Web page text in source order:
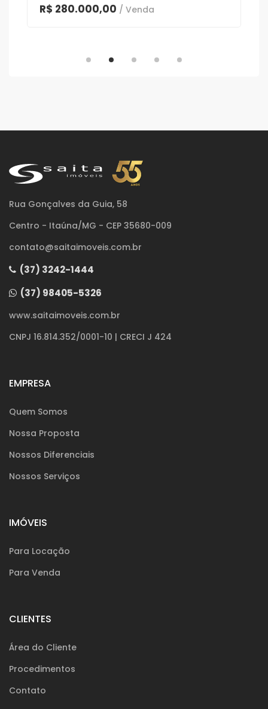
R$ 280.000,00 / Venda
Rua Gonçalves da Guia, 58
Centro - Itaúna/MG - CEP 35680-009
contato@saitaimoveis.com.br
(37) 3242-1444
(37) 98405-5326
www.saitaimoveis.com.br
CNPJ 16.814.352/0001-10 | CRECI J 424
EMPRESA
Quem Somos
Nossa Proposta
Nossos Diferenciais
Nossos Serviços
IMÓVEIS
Para Locação
Para Venda
CLIENTES
Área do Cliente
Procedimentos
Contato